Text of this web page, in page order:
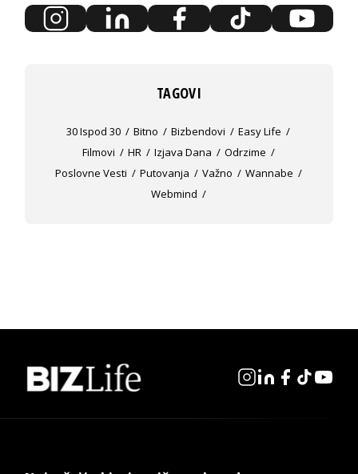
TAGOVI
30 Ispod 30 Bitno Bizbendovi
Easy Life
Filmovi
HR Izjava Dana
Odrzime
Poslovne Vesti
Putovanja Važno
Wannabe
Webmind